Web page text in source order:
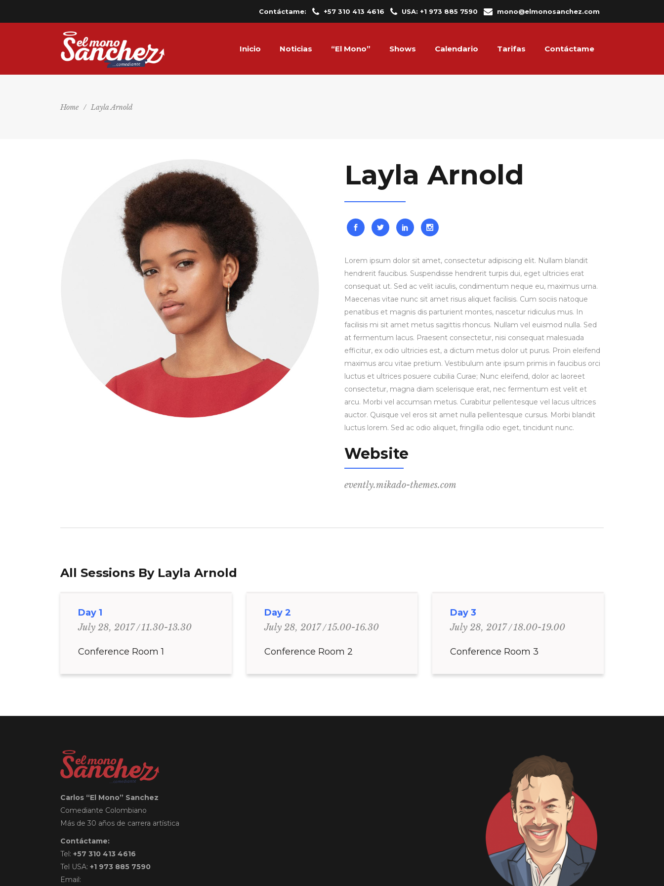
Contáctame: +57 310 413 4616 USA: +1 973 885 7590 mono@elmonosanchez.com
Inicio Noticias “El Mono” Shows Calendario Tarifas Contáctame
Home / Layla Arnold
Layla Arnold
Lorem ipsum dolor sit amet, consectetur adipiscing elit. Nullam blandit
hendrerit faucibus. Suspendisse hendrerit turpis dui, eget ultricies erat
consequat ut. Sed ac velit iaculis, condimentum neque eu, maximus urna.
Maecenas vitae nunc sit amet risus aliquet facilisis. Cum sociis natoque
penatibus et magnis dis parturient montes, nascetur ridiculus mus. In
facilisis mi sit amet metus sagittis rhoncus. Nullam vel euismod nulla. Sed
at fermentum lacus. Praesent consectetur, nisi consequat malesuada
efficitur, ex odio ultricies est, a dictum metus dolor ut purus. Proin eleifend
maximus arcu vitae pretium. Vestibulum ante ipsum primis in faucibus orci
luctus et ultrices posuere cubilia Curae; Nunc eleifend, dolor ac laoreet
consectetur, magna diam scelerisque erat, nec fermentum est velit et
arcu. Morbi vel accumsan metus. Curabitur pellentesque vel lacus ultrices
auctor. Quisque vel eros sit amet nulla pellentesque cursus. Morbi blandit
luctus lorem. Sed ac odio aliquet, fringilla odio eget, tincidunt nunc.
Website
evently.mikado-themes.com
All Sessions By Layla Arnold
Day 1
July 28, 2017
11.30-13.30
Conference Room 1
Day 2
July 28, 2017
15.00-16.30
Conference Room 2
Day 3
July 28, 2017
18.00-19.00
Conference Room 3
Carlos “El Mono” Sanchez
Comediante Colombiano
Más de 30 años de carrera artística
Contáctame:
Tel: +57 310 413 4616
Tel USA: +1 973 885 7590
Email: